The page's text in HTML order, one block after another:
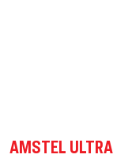
AMSTEL